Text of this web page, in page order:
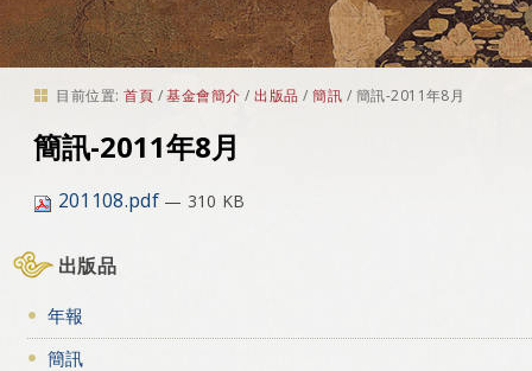
目前位置: 首頁 /基金會簡介 /出版品 /簡訊 / 簡訊-2011年8月
簡訊-2011年8月
201108.pdf — 310 KB
出版品
年報
簡訊